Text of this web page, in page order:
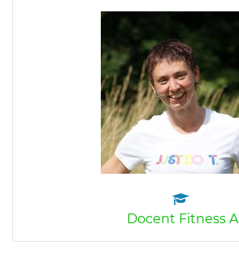
Docent Fitness A